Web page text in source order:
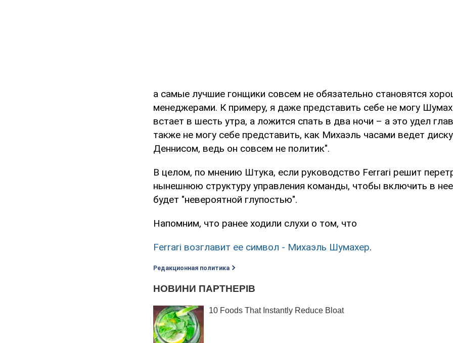
а самые лучшие гонщики совсем не обязательно становятся
менеджерами. К примеру, я даже представить себе не могу
встает в шесть утра, а ложится спать в два ночи – а это удел
также не могу себе представить, как Михаэль часами ведет
Деннисом, ведь он совсем не политик".
В целом, по мнению Штука, если руководство Ferrari решит
нынешнюю структуру управления команды, чтобы включить в
будет "невероятной глупостью".
Напомним, что ранее ходили слухи о том, что
Ferrari возглавит ее символ - Михаэль Шумахер.
Редакционная политика